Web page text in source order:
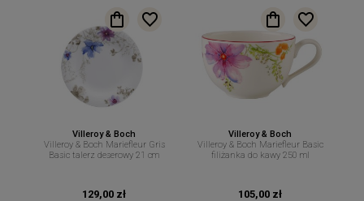
Villeroy & Boch
Villeroy & Boch Mariefleur Gris
Basic talerz deserowy 21 cm
129,00 zł
Villeroy & Boch
Villeroy & Boch Mariefleur Basic
filiżanka do kawy 250 ml
105,00 zł